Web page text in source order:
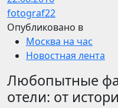
fotograf22
Опубликовано в
Москва на час
Новостная лента
Любопытные
отели: от